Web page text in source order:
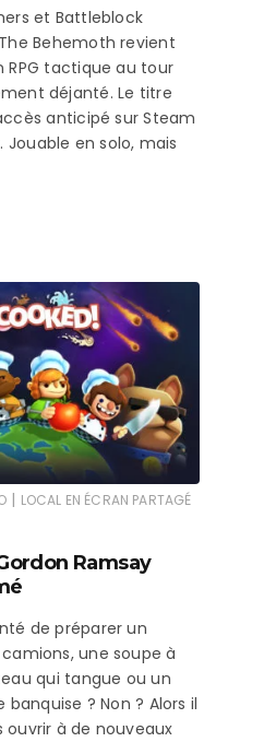
et Battleblock
Behemoth revient
RPG tactique au tour
déjanté. Le titre
anticipé sur Steam
Jouable en solo, mais
| LOCAL EN ÉCRAN PARTAGÉ
Ramsay
de préparer un
une soupe à
qui tangue ou un
banquise ? Non ? Alors il
à de nouveaux